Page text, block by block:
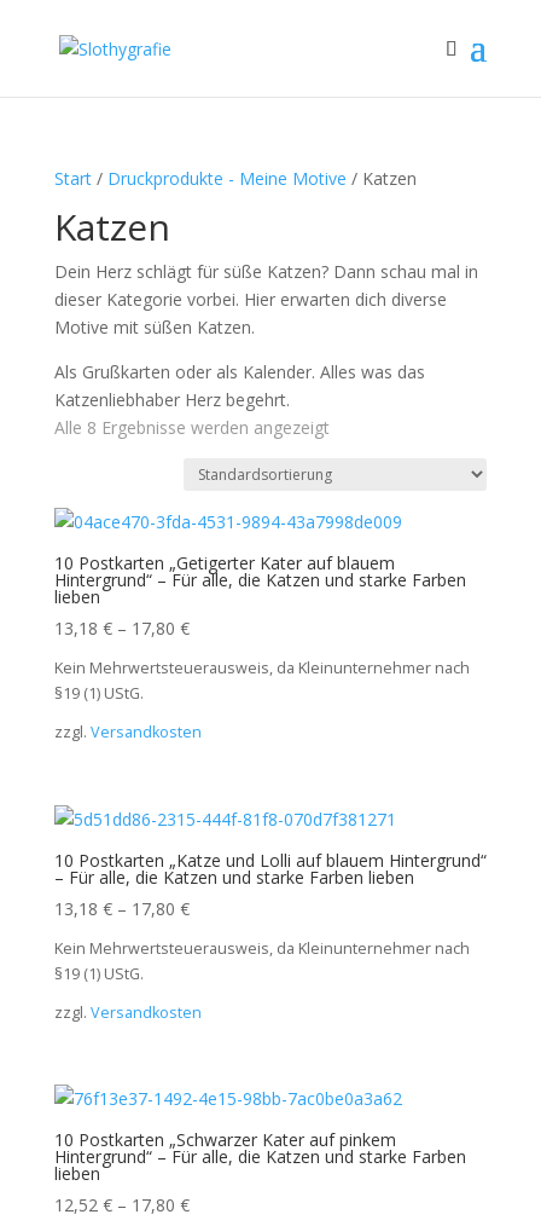
Start/ Druckprodukte - Meine Motive / Katzen
Katzen
Dein Herz schlägt für süße Katzen? Dann schau mal in
dieser Kategorie vorbei. Hier erwarten dich diverse
Motive mit süßen Katzen.
Als Grußkarten oder als Kalender. Alles was das
Katzenliebhaber Herz begehrt.
Alle 8 Ergebnisse werden angezeigt
10 Postkarten „Getigerter Kater auf blauem
Hintergrund“ – Für alle, die Katzen und starke Farben
lieben
13,18 €– 17,80 €
Kein Mehrwertsteuerausweis, da Kleinunternehmer nach
§19 (1) UStG.
zzgl. Versandkosten
10 Postkarten „Katze und Lolli auf blauem Hintergrund“
– Für alle, die Katzen und starke Farben lieben
13,18 €– 17,80 €
Kein Mehrwertsteuerausweis, da Kleinunternehmer nach
§19 (1) UStG.
zzgl. Versandkosten
10 Postkarten „Schwarzer Kater auf pinkem
Hintergrund“ – Für alle, die Katzen und starke Farben
lieben
12,52 €– 17,80 €